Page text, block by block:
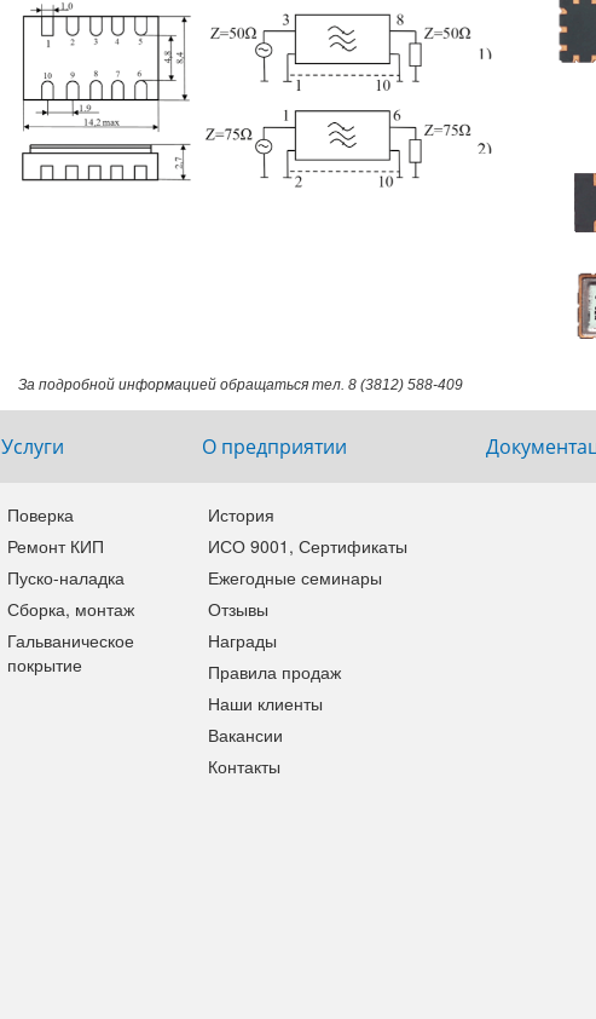
За подробной информацией обращаться тел. 8 (3812) 588-409
Услуги
Поверка
Ремонт КИП
Пуско-наладка
Сборка, монтаж
Гальваническое
покрытие
О предприятии
История
ИСО 9001, Сертификаты
Ежегодные семинары
Отзывы
Награды
Правила продаж
Наши клиенты
Вакансии
Контакты